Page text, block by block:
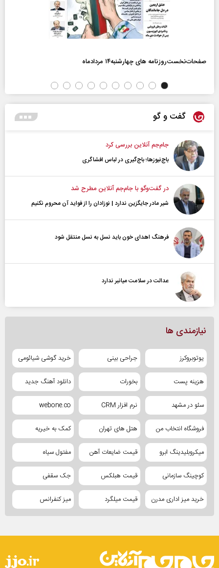
صفحات‌نخست‌روزنامه ها‌ی چهارشنبه‌۱۴ مردادماه
گفت و گو
جام‌جم آنلاین بررسی کرد
باج‌نیوزها؛ باج‌گیری در لباس افشاگری
در گفت‌و‌گو با جام‌جم آنلاین مطرح شد
شیر مادر جایگزین ندارد | نوزادان را از فواید آن محروم نکنیم
فرهنگ اهدای خون باید نسل به نسل منتقل شود
عدالت در سلامت میانبر ندارد
نیازمندی ها
یوتوبروکرز جراحی بینی خرید گوشی شیائومی
هزینه پست بخورات دانلود آهنگ جدید
سئو در مشهد نرم افزار CRM webone.co
فروشگاه انتخاب من هتل های تهران کمک به خیریه
میکروبلیدینگ ابرو قیمت ضایعات آهن مفتول سیاه
کوچینگ سازمانی قیمت هبلکس جک سقفی
خرید میز اداری مدرن قیمت میلگرد میز کنفرانس